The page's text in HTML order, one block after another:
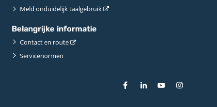
Meld onduidelijk taalgebruik
Belangrijke informatie
Contact en route
Servicenormen